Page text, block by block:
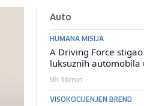
Auto
HUMANA MISIJA
A Driving Force
luksuznih automobila
9h 16min
VISOKOCIJENJEN BREND